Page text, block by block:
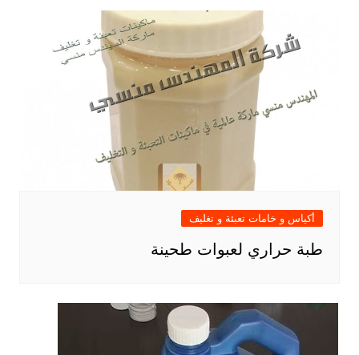
أكياس و خامات تعبئة و تغليف
طبة حراري لعبوات طحينة